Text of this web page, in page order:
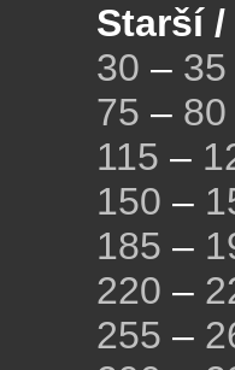
Starší
30 – 35
75 – 80
115 –
150 –
185 –
220 –
255 –